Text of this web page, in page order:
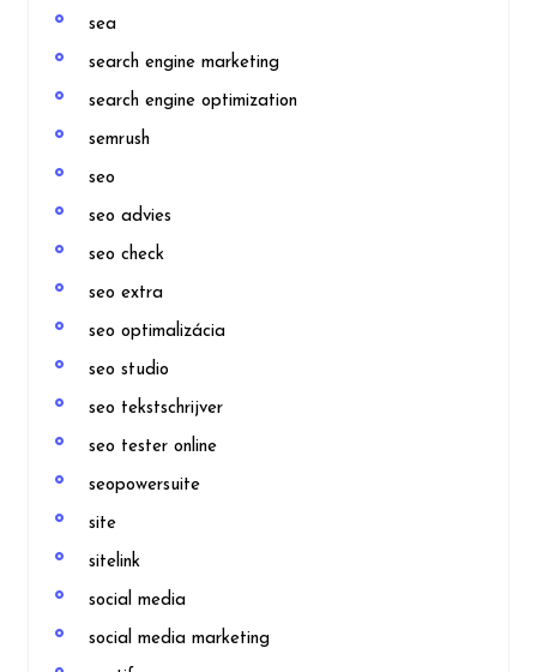
sea
search engine marketing
search engine optimization
semrush
seo
seo advies
seo check
seo extra
seo optimalizácia
seo studio
seo tekstschrijver
seo tester online
seopowersuite
site
sitelink
social media
social media marketing